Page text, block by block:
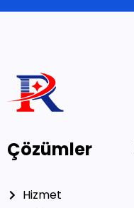
Çözümler
Hizmet